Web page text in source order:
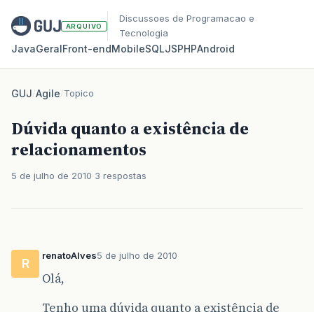
ARQUIVO
Discussoes de Programacao e
Tecnologia
JavaGeralFront‑endMobileSQLJSPHPAndroid
GUJ/Agile/Topico
Dúvida quanto a existência de
relacionamentos
5 de julho de 2010 3 respostas
R
renatoAlves5 de julho de 2010
Olá,
Tenho uma dúvida quanto a existência de